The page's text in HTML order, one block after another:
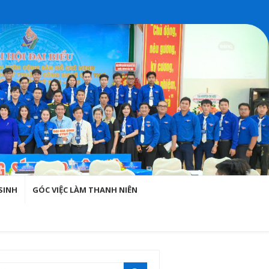
GÓC VIỆC LÀM THANH NIÊN